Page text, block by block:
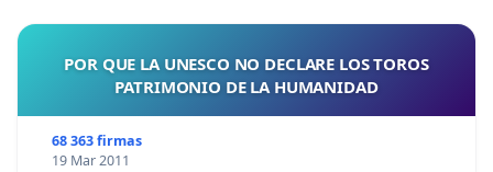
POR QUE LA UNESCO NO DECLARE LOS TOROS
PATRIMONIO DE LA HUMANIDAD
68 363 firmas
19 Mar 2011